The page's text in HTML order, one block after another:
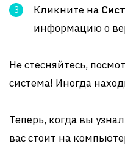
Кликните на
информацию о
Не стесняйтесь,
система! Иногда
Теперь, когда вы
вас стоит на